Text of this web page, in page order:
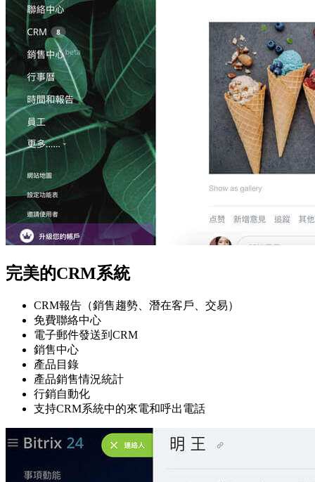
完美的CRM系統
CRM報告（銷售趨勢、潛在客戶、交易）
免費聯絡中心
電子郵件發送到CRM
銷售中心
產品目錄
產品銷售情況統計
行銷自動化
支持CRM系統中的來電和呼出電話